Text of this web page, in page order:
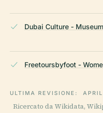
Dubai Culture -
Freetoursbyfoot -
ULTIMA REVISIONE:
Ricercato da Wikidata,